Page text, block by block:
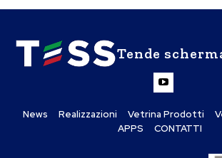
Tende
News Realizzazioni Vetrina Prodotti
APPS
CONTATTI